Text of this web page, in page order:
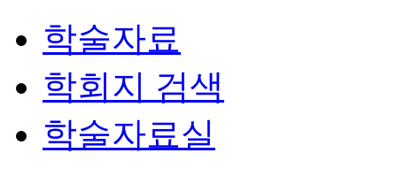
학술자료
학회지 검색
학술자료실